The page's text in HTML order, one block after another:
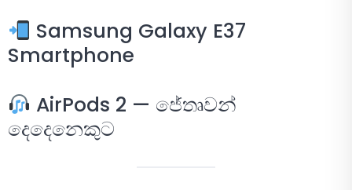
Samsung Galaxy E37
Smartphone
AirPods 2 — ජේතෘවන්
දෙදෙනෙකුට